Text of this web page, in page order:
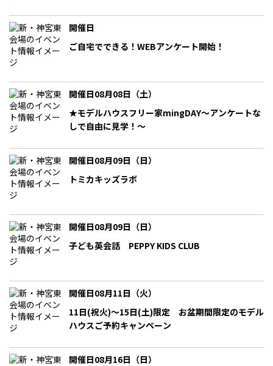
開催日
ご自宅でできる！WEBアンケート開始！
開催日08月08日（土）
★モデルハウスフリー家mingDAY～アンケートな
しで自由に見学！～
開催日08月09日（日）
トミカキッズラボ
開催日08月09日（日）
子ども英会話 PEPPY KIDS CLUB
開催日08月11日（火）
11日(祝火)～15日(土)限定 お盆期間限定のモデル
ハウスご予約キャンペーン
開催日08月16日（日）